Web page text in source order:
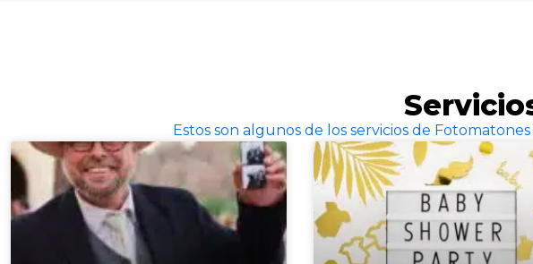
Estos son algunos de los servicios de